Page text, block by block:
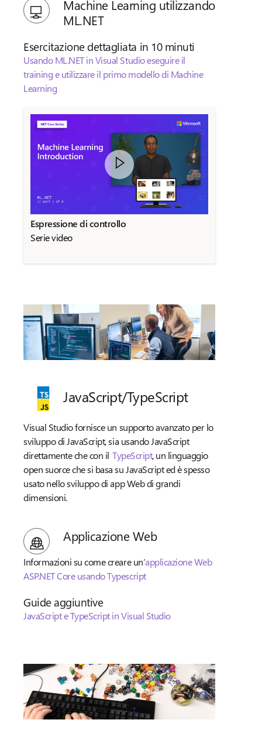
Machine Learning utilizzando
ML.NET
Espressione di controllo
Serie video
Esercitazione dettagliata in 10 minuti
Usando ML.NET in Visual Studio eseguire il
training e utilizzare il primo modello di Machine
Learning
JavaScript/TypeScript
Visual Studio fornisce un supporto avanzato per lo
sviluppo di JavaScript, sia usando JavaScript
direttamente che con il TypeScript, un linguaggio
open suorce che si basa su JavaScript ed è spesso
usato nello sviluppo di app Web di grandi
dimensioni.
Applicazione Web
Informazioni su come creare un’applicazione Web
ASP.NET Core usando Typescript
Guide aggiuntive
JavaScript e TypeScript in Visual Studio